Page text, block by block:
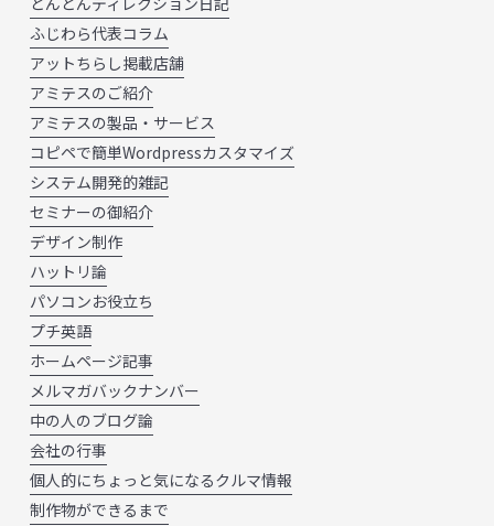
ふじわら代表コラム
アットちらし掲載店舗
アミテスのご紹介
アミテスの製品・サービス
コピペで簡単Wordpressカスタマイズ
システム開発的雑記
セミナーの御紹介
デザイン制作
ハットリ論
パソコンお役立ち
プチ英語
ホームページ記事
メルマガバックナンバー
中の人のブログ論
会社の行事
個人的にちょっと気になるクルマ情報
制作物ができるまで